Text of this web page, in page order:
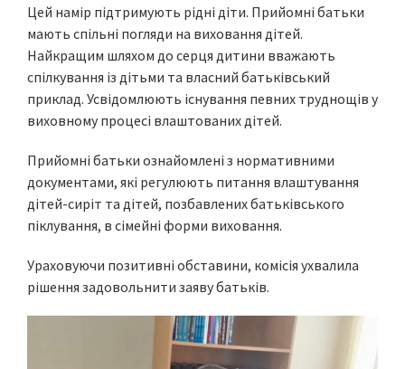
Цей намір підтримують рідні діти. Прийомні батьки
мають спільні погляди на виховання дітей.
Найкращим шляхом до серця дитини вважають
спілкування із дітьми та власний батьківський
приклад. Усвідомлюють існування певних труднощів у
виховному процесі влаштованих дітей.
Прийомні батьки ознайомлені з нормативними
документами, які регулюють питання влаштування
дітей-сиріт та дітей, позбавлених батьківського
піклування, в сімейні форми виховання.
Ураховуючи позитивні обставини, комісія ухвалила
рішення задовольнити заяву батьків.